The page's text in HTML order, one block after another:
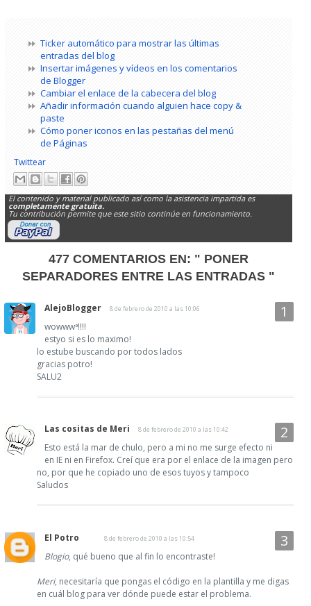
Ticker automático para mostrar las últimas
entradas del blog
Insertar imágenes y vídeos en los comentarios
de Blogger
Cambiar el enlace de la cabecera del blog
Añadir información cuando alguien hace copy &
paste
Cómo poner iconos en las pestañas del menú
de Páginas
Twittear
El contenido y material publicado así como la asistencia impartida es
completamente gratuita.
Tu contribución permite que este sitio continúe en funcionamiento.
477 COMENTARIOS EN: " PONER
SEPARADORES ENTRE LAS ENTRADAS "
AlejoBlogger 8 de febrero de 2010 a las 10:06
wowwwª!!!!
estyo si es lo maximo!
lo estube buscando por todos lados
gracias potro!
SALU2
Las cositas de Meri 8 de febrero de 2010 a las 10:42
Esto está la mar de chulo, pero a mi no me surge efecto ni
en IE ni en Firefox. Creí que era por el enlace de la imagen pero
no, por que he copiado uno de esos tuyos y tampoco
Saludos
El Potro 8 de febrero de 2010 a las 10:54
Blogio, qué bueno que al fin lo encontraste!
Meri, necesitaría que pongas el código en la plantilla y me digas
en cuál blog para ver dónde puede estar el problema.